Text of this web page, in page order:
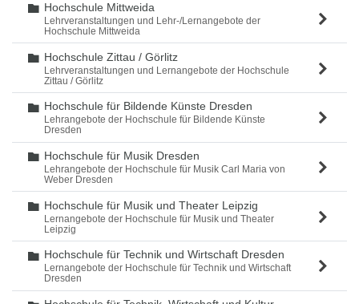
Ordner
Hochschule Mittweida
Lehrveranstaltungen und Lehr-/Lernangebote der
Hochschule Mittweida
Ordner
Hochschule Zittau / Görlitz
Lehrveranstaltungen und Lernangebote der Hochschule
Zittau / Görlitz
Ordner
Hochschule für Bildende Künste Dresden
Lehrangebote der Hochschule für Bildende Künste
Dresden
Ordner
Hochschule für Musik Dresden
Lehrangebote der Hochschule für Musik Carl Maria von
Weber Dresden
Ordner
Hochschule für Musik und Theater Leipzig
Lernangebote der Hochschule für Musik und Theater
Leipzig
Ordner
Hochschule für Technik und Wirtschaft Dresden
Lernangebote der Hochschule für Technik und Wirtschaft
Dresden